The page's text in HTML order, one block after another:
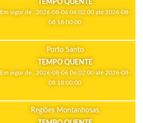
TEMPO QUENTE
Em vigor de , 2026-08-06 06:02:00 até 2026-08-
08 18:00:00
Porto Santo
TEMPO QUENTE
Em vigor de , 2026-08-06 06:02:00 até 2026-08-
08 18:00:00
Regiões Montanhosas